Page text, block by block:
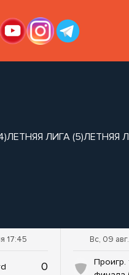
ЛЕТНЯЯ ЛИГА (5)ЛЕТНЯЯ
17:45
0
Вс, 09
Проигр.